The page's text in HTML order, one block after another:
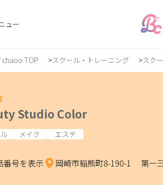
ュー
はじめてご利用の方
ネイル・まつげ
chaoo TOP スクール・トレーニング スク
Studio Color
メイク エステ
番号を表示 岡崎市稲熊町8-190-1 第一